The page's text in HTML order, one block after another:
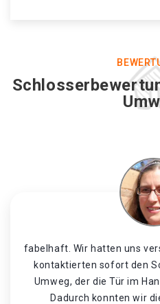
fabelhaft. Wir hatten uns
kontaktierten sofort den
Umweg, der die Tür im
Dadurch konnten wir